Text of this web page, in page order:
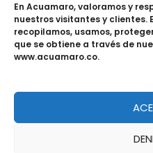
En Acuamaro, valoramos y
nuestros visitantes y clientes.
recopilamos, usamos,
que se obtiene a través de
www.acuamaro.co.
Cali-
Copyright ©
Cali,